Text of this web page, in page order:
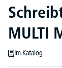
MULTI
Im Katalog